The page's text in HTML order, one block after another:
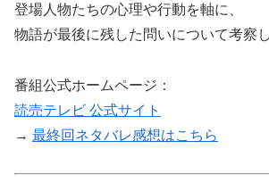
登場人物たちの心理や行動を軸に、
物語が最後に残した問いについて考察
番組公式ホームページ：
読売テレビ 公式サイト
→ 最終回ネタバレ感想はこちら